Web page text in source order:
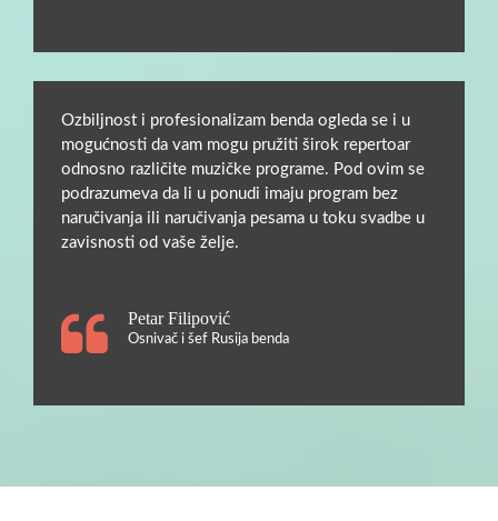
Ozbiljnost i profesionalizam benda ogleda se i u
mogućnosti da vam mogu pružiti širok repertoar
odnosno različite muzičke programe. Pod ovim se
podrazumeva da li u ponudi imaju program bez
naručivanja ili naručivanja pesama u toku svadbe u
zavisnosti od vaše želje.
Petar Filipović
Osnivač i šef Rusija benda